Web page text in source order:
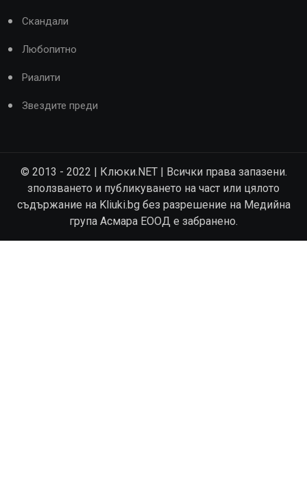
Скандали
Любопитно
Риалити
Звездите преди
© 2013 - 2022 | Клюки.NET | Всички права запазени.
зползването и публикуването на част или цялото
съдържание на Kliuki.bg без разрешение на Медийна
група Асмара ЕООД е забранено.